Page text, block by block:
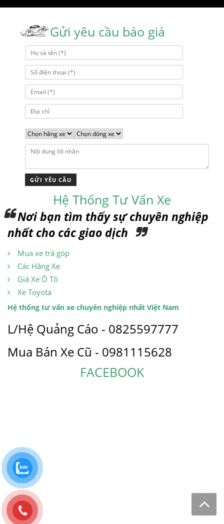
Gửi yêu cầu báo giá
Hệ Thống Tư Vấn Xe
Nơi bạn tìm thấy sự chuyên nghiệp
nhất cho các giao dịch
Mua xe trả góp
Các Hãng Xe
Giá Xe Ô Tô
Xe Toyota
Hệ thống tư vấn xe chuyên nghiệp nhất Việt Nam
L/Hệ Quảng Cáo - 0825597777
Mua Bán Xe Cũ - 0981115628
FACEBOOK